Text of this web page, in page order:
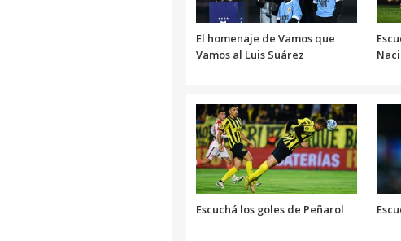
El homenaje de Vamos que
Vamos al Luis Suárez
Escuchá los goles de Peñarol